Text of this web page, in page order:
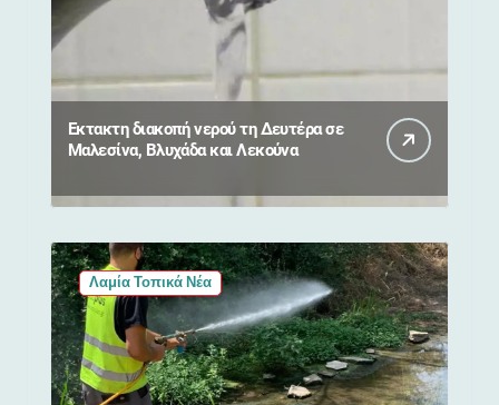
Έκτακτη διακοπή νερού τη Δευτέρα σε
Μαλεσίνα, Βλυχάδα και Λεκούνα
Λαμία Τοπικά Νέα